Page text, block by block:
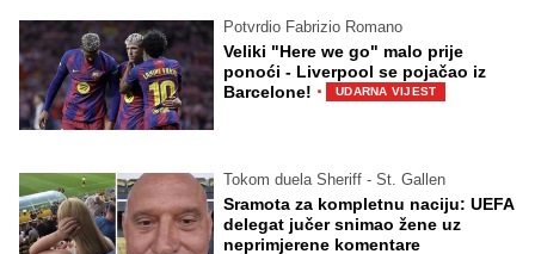
Potvrdio Fabrizio Romano
Veliki "Here we go" malo prije
ponoći - Liverpool se pojačao iz
Barcelone! · UDARNA VIJEST
Tokom duela Sheriff - St. Gallen
Sramota za kompletnu naciju: UEFA
delegat jučer snimao žene uz
neprimjerene komentare